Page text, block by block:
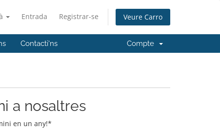
Entrada Registrar-se Veure Carro
Contacti'ns Compte
a nosaltres
en un any!*